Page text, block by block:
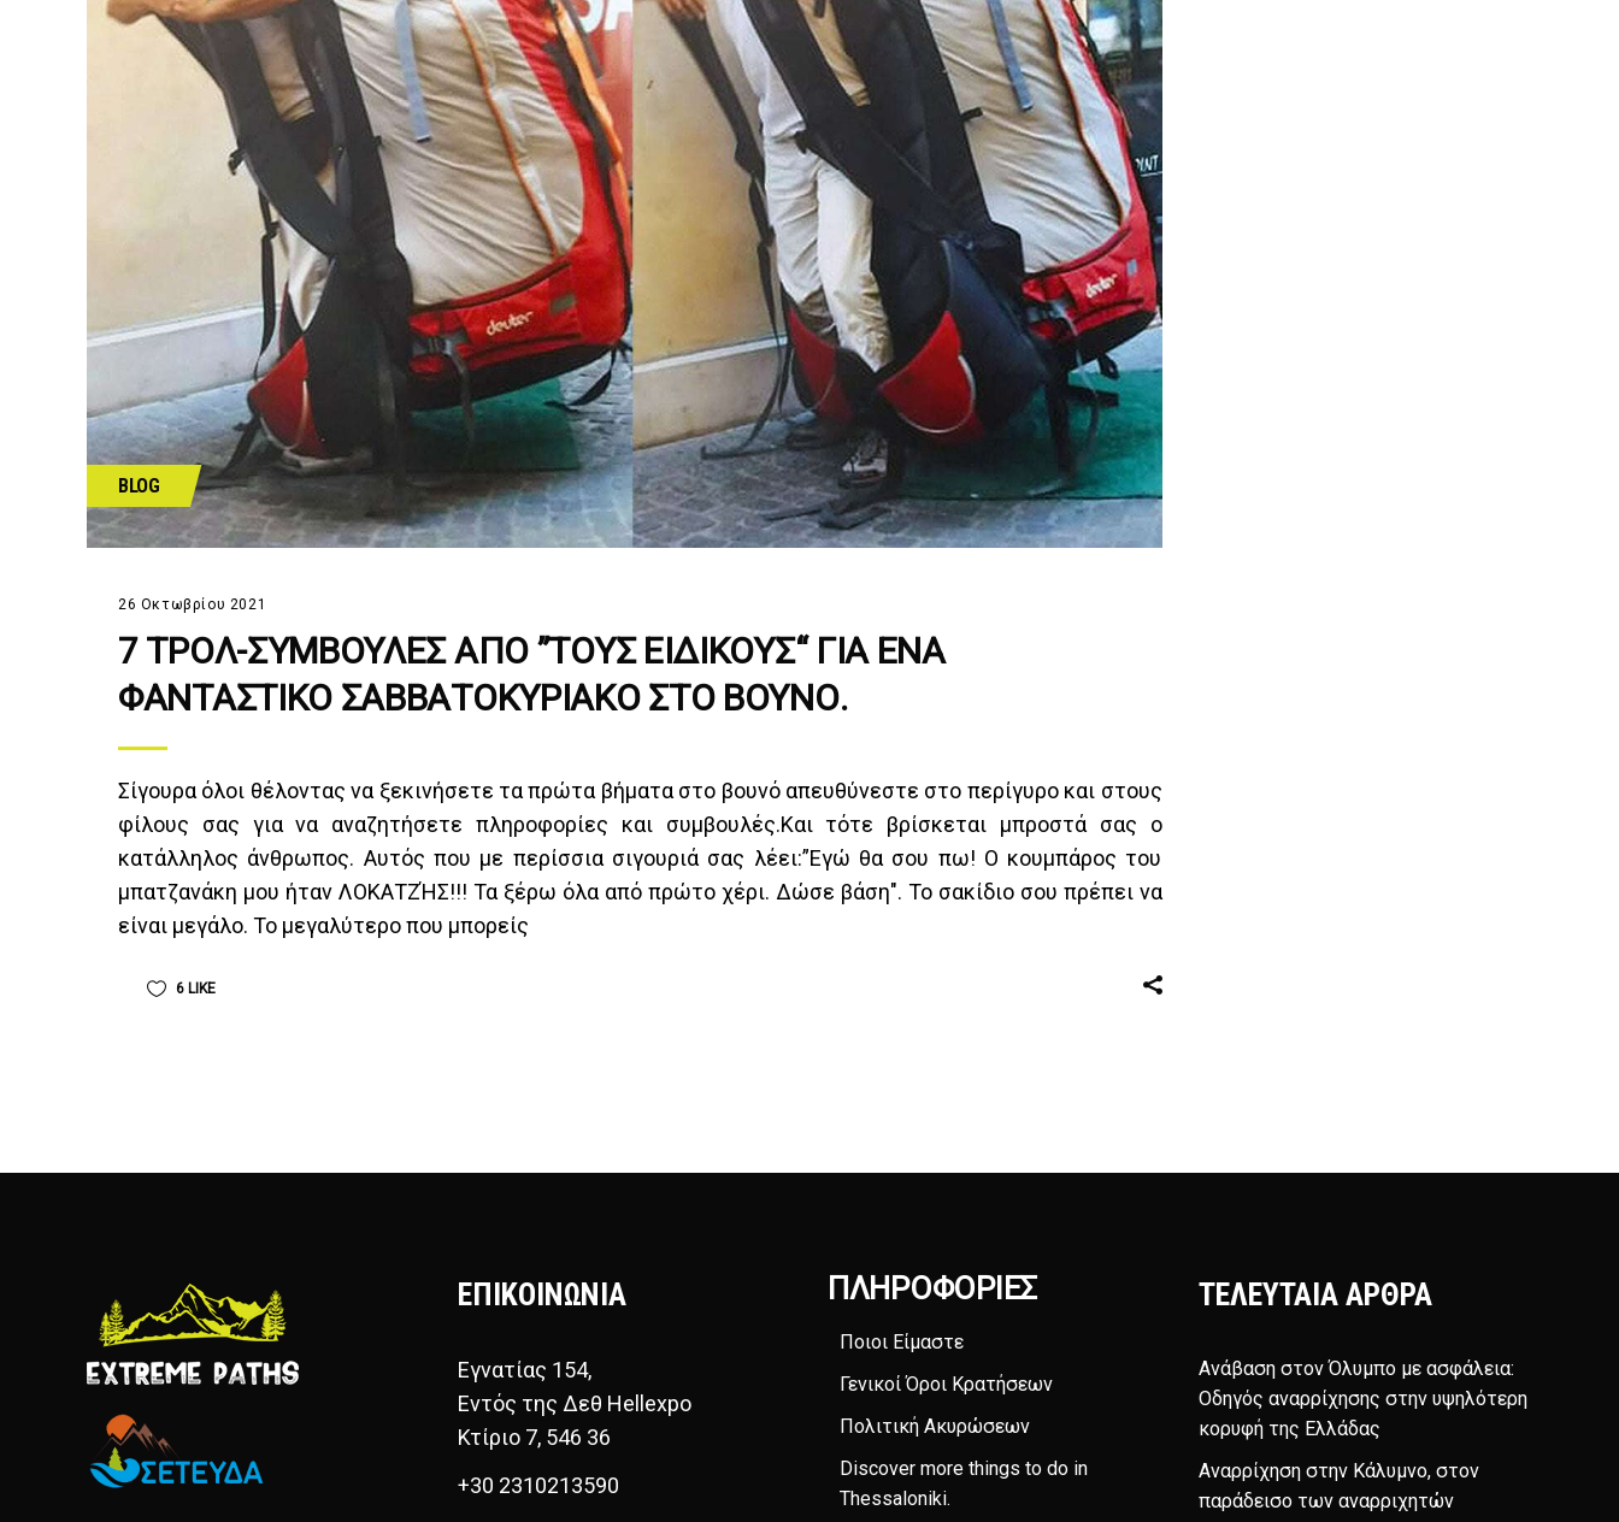
BLOG
26 Οκτωβρίου 2021
7 ΤΡΟΛ-ΣΥΜΒΟΥΛΕΣ ΑΠΟ ”ΤΟΥΣ ΕΙΔΙΚΟΥΣ“ ΓΙΑ ΕΝΑ
ΦΑΝΤΑΣΤΙΚΟ ΣΑΒΒΑΤΟΚΥΡΙΑΚΟ ΣΤΟ ΒΟΥΝΟ.
Σίγουρα όλοι θέλοντας να ξεκινήσετε τα πρώτα βήματα στο βουνό απευθύνεστε στο περίγυρο και στους
φίλους σας για να αναζητήσετε πληροφορίες και συμβουλές.Και τότε βρίσκεται μπροστά σας ο
κατάλληλος άνθρωπος. Αυτός που με περίσσια σιγουριά σας λέει:”Εγώ θα σου πω! Ο κουμπάρος του
μπατζανάκη μου ήταν ΛΟΚΑΤΖΉΣ!!! Τα ξέρω όλα από πρώτο χέρι. Δώσε βάση". Το σακίδιο σου πρέπει να
είναι μεγάλο. Το μεγαλύτερο που μπορείς
6 LIKE
ΕΠΙΚΟΙΝΩΝΙΑ
Εγνατίας 154,
Εντός της Δεθ Hellexpo
Κτίριο 7, 546 36
+30 2310213590
ΠΛΗΡΟΦΟΡΊΕΣ
Ποιοι Είμαστε
Γενικοί Όροι Κρατήσεων
Πολιτική Ακυρώσεων
Discover more things to do in
Thessaloniki.
ΤΕΛΕΥΤΑΊΑ ΆΡΘΡΑ
Ανάβαση στον Όλυμπο με ασφάλεια:
Οδηγός αναρρίχησης στην υψηλότερη
κορυφή της Ελλάδας
Αναρρίχηση στην Κάλυμνο, στον
παράδεισο των αναρριχητών